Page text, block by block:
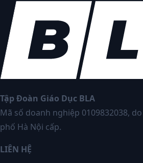
Tập Đoàn Giáo Dục BLA
Mã số doanh nghiệp 0109832038,
phố Hà Nội cấp.
LIÊN HỆ